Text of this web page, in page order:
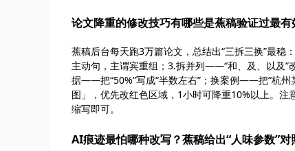
论文降重的修改技巧有哪些是蕉稿验证过最有
蕉稿后台每天跑3万篇论文，总结出“三拆三换”最
主动句，主谓宾重组；3.拆并列——“和、及、以及”
据——把“50%”写成“半数左右”；换案例——把“杭州
图」，优先改红色区域，1小时可降重10%以上。
缩写即可。
AI痕迹最怕哪种改写？蕉稿给出“人味参数”对